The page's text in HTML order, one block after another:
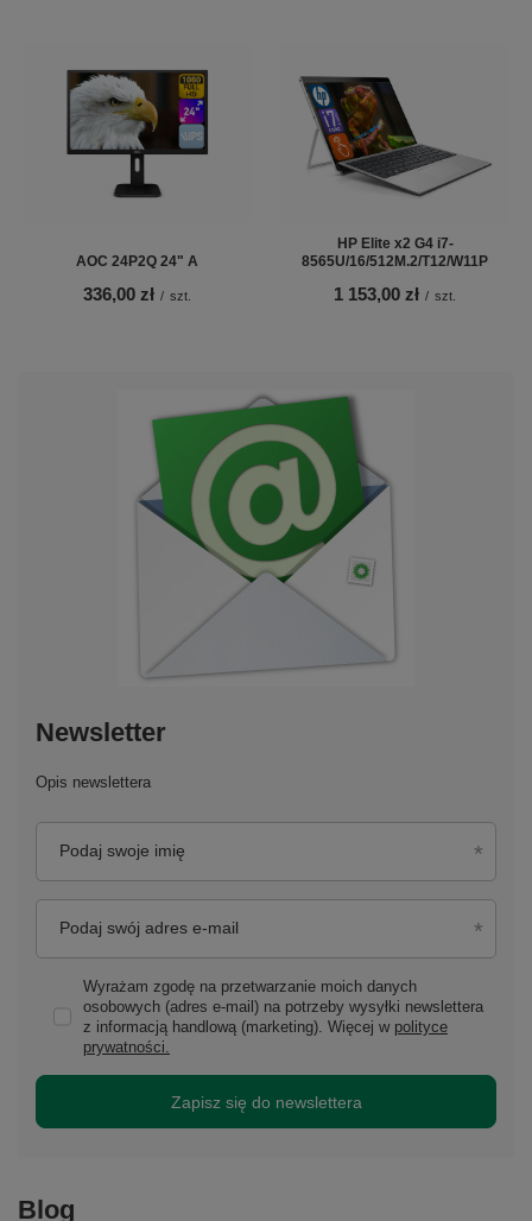
AOC 24P2Q 24" A
336,00 zł / szt.
HP Elite x2 G4 i7-
8565U/16/512M.2/T12/W11P
1 153,00 zł / szt.
Newsletter
Opis newslettera
Podaj swoje imię
Podaj swój adres e-mail
Wyrażam zgodę na przetwarzanie moich danych
osobowych (adres e-mail) na potrzeby wysyłki newslettera
z informacją handlową (marketing). Więcej w polityce
prywatności.
Zapisz się do newslettera
Blog